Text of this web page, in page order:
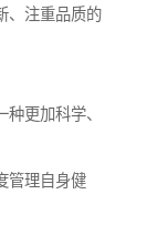
、注重品质的
更加科学、
管理自身健